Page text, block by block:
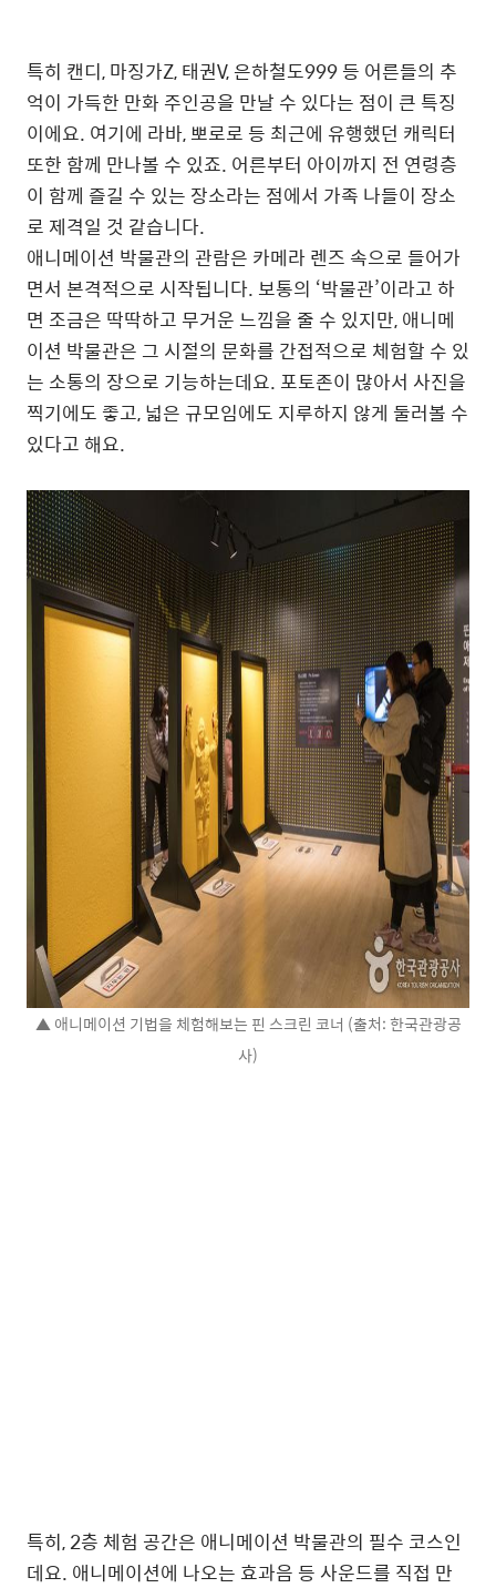
특히 캔디, 마징가Z, 태권V, 은하철도999 등 어른들의 추
억이 가득한 만화 주인공을 만날 수 있다는 점이 큰 특징
이에요. 여기에 라바, 뽀로로 등 최근에 유행했던 캐릭터
또한 함께 만나볼 수 있죠. 어른부터 아이까지 전 연령층
이 함께 즐길 수 있는 장소라는 점에서 가족 나들이 장소
로 제격일 것 같습니다.
애니메이션 박물관의 관람은 카메라 렌즈 속으로 들어가
면서 본격적으로 시작됩니다. 보통의 ‘박물관’이라고 하
면 조금은 딱딱하고 무거운 느낌을 줄 수 있지만, 애니메
이션 박물관은 그 시절의 문화를 간접적으로 체험할 수 있
는 소통의 장으로 기능하는데요. 포토존이 많아서 사진을
찍기에도 좋고, 넓은 규모임에도 지루하지 않게 둘러볼 수
있다고 해요.
▲ 애니메이션 기법을 체험해보는 핀 스크린 코너 (출처: 한국관광공
사)
특히, 2층 체험 공간은 애니메이션 박물관의 필수 코스인
데요. 애니메이션에 나오는 효과음 등 사운드를 직접 만